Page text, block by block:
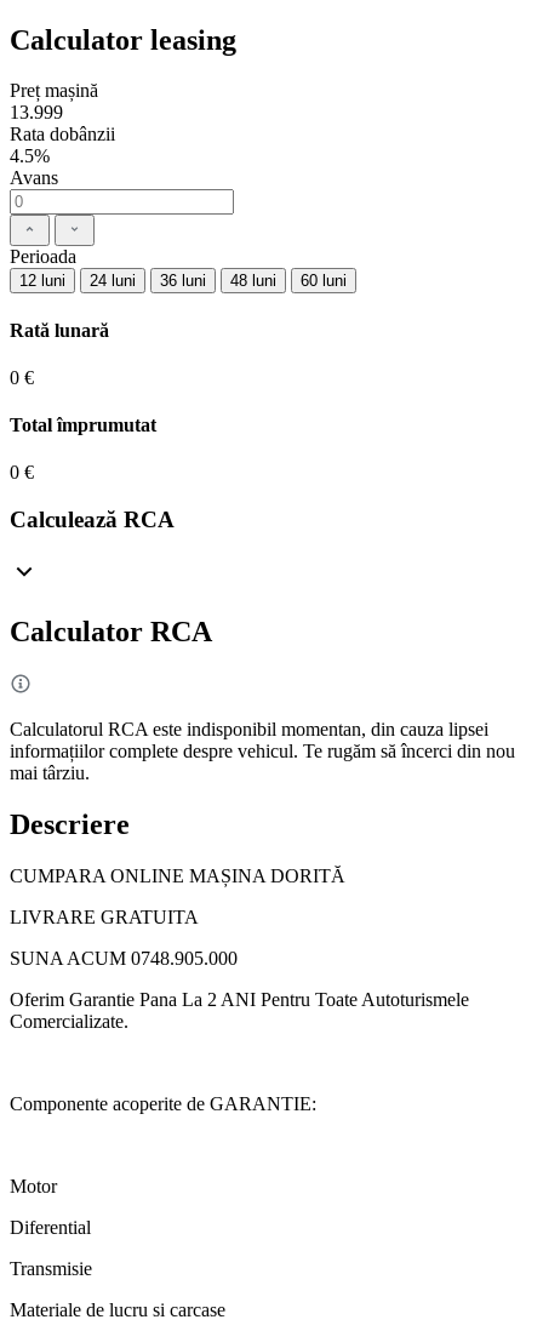
Calculator leasing
Preț mașină
13.999
Rata dobânzii
4.5%
Avans
Perioada
12 luni 24 luni 36 luni 48 luni 60 luni
Rată lunară
0 €
Total împrumutat
0 €
Calculează RCA
Calculator RCA
Calculatorul RCA este indisponibil momentan, din cauza lipsei
informațiilor complete despre vehicul. Te rugăm să încerci din nou
mai târziu.
Descriere
CUMPARA ONLINE MAȘINA DORITĂ
LIVRARE GRATUITA
SUNA ACUM 0748.905.000
Oferim Garantie Pana La 2 ANI Pentru Toate Autoturismele
Comercializate.
Componente acoperite de GARANTIE:
Motor
Diferential
Transmisie
Materiale de lucru si carcase